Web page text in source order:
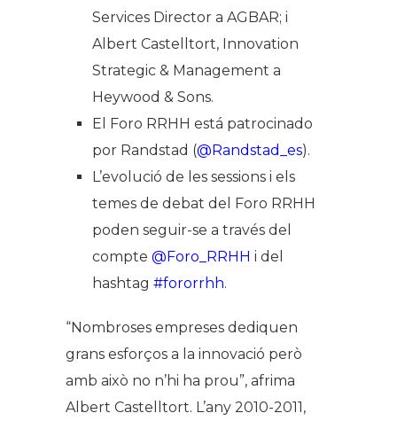
Services Director a AGBAR; i
Albert Castelltort, Innovation
Strategic & Management a
Heywood & Sons.
El Foro RRHH está patrocinado
por Randstad (@Randstad_es).
L’evolució de les sessions i els
temes de debat del Foro RRHH
poden seguir-se a través del
compte @Foro_RRHH i del
hashtag #fororrhh.
“Nombroses empreses dediquen
grans esforços a la innovació però
amb això no n’hi ha prou”, afrima
Albert Castelltort. L’any 2010-2011,